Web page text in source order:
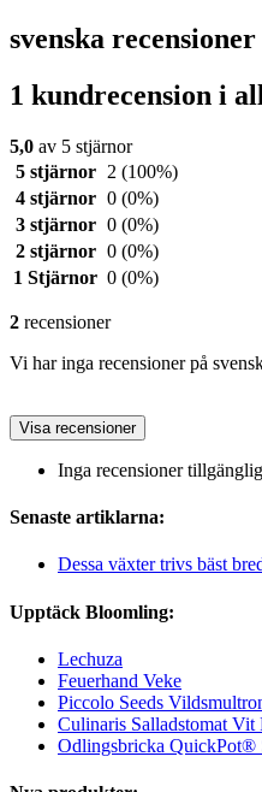
svenska
1 kundrecension i
5,0 av 5 stjärnor
5 stjärnor
2 (100%)
4 stjärnor 0 (0%)
3 stjärnor 0 (0%)
2 stjärnor 0 (0%)
1 Stjärnor 0 (0%)
2 recensioner
Vi har inga recensioner på
Visa recensioner
Inga recensioner
Senaste artiklarna:
Dessa växter trivs bäst
Upptäck Bloomling:
Lechuza
Feuerhand Veke
Piccolo Seeds
Culinaris Salladstomat Vit
Odlingsbricka QuickPot®